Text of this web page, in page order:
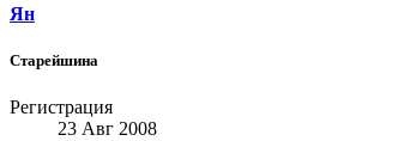
Ян
Старейшина
Регистрация
23 Авг 2008